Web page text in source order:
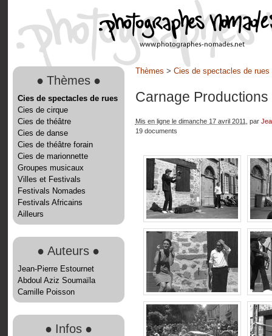
● Thèmes ●
Cies de spectacles de rues
Cies de cirque
Cies de théâtre
Cies de danse
Cies de théâtre forain
Cies de marionnette
Groupes musicaux
Villes et Festivals
Festivals Nomades
Festivals Africains
Ailleurs
● Auteurs ●
Jean-Pierre Estournet
Abdoul Aziz Soumaïla
Camille Poisson
● Infos ●
Thèmes > Cies de spectacles de rues
Carnage Productions
Mis en ligne le dimanche 17 avril 2011 , par
19 documents